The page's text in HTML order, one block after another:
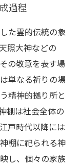
過程
た霊的伝統の象
照大神などの
の敬意を表す場
単なる祈りの場
精神的拠り所と
棚は社会全体の
戸時代以降には
棚に祀られる神
し、個々の家族